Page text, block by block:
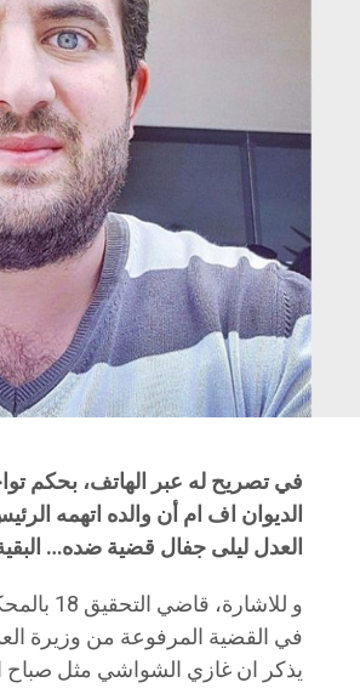
في تصريح له عبر الهاتف، بحكم
العدل ليلى جفال قضية ضده…
و
في القضية المرفوعة من وزيرة
يذكر ان غازي الشواشي مثل صباح